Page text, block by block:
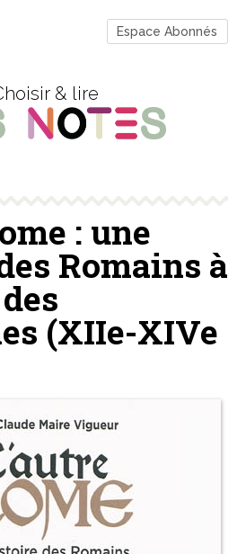
Espace Abonnés
& lire
: une
Romains à
(XIIe-XIVe